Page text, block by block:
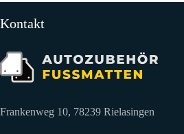
Kontakt
Frankenweg 10, 78239 Rielasingen